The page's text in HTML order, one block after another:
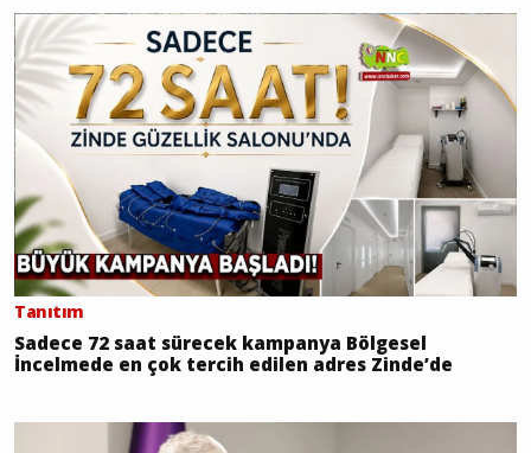
Tanıtım
Sadece 72 saat sürecek kampanya Bölgesel
İncelmede en çok tercih edilen adres Zinde’de